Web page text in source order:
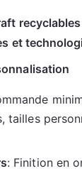
et
tailles
: Finition en